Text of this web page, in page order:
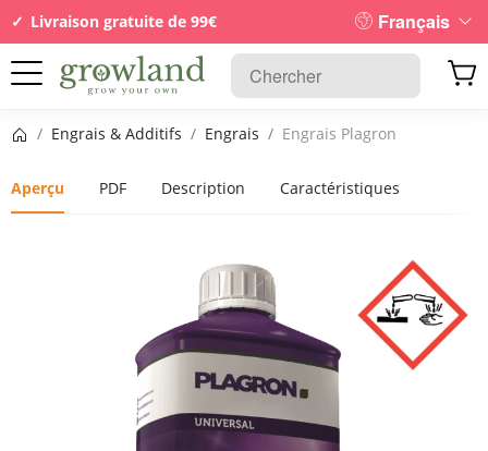
Livraison gratuite de 99€ Français
Page d’accueil
/ Engrais & Additifs / Engrais / Engrais Plagron
Aperçu PDF Description Caractéristiques